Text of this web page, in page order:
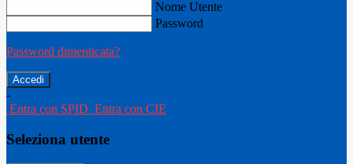
Nome Utente
Password
Password dimenticata?
-
Entra con SPID Entra con CIE
Seleziona utente